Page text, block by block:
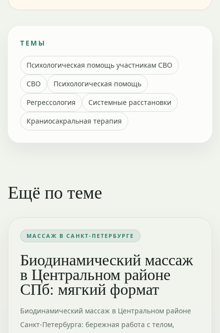
ТЕМЫ
Психологическая помощь участникам СВО
СВО
Психологическая помощь
Регрессология
Системные расстановки
Краниосакральная терапия
Ещё по теме
МАССАЖ В САНКТ-ПЕТЕРБУРГЕ
Биодинамический массаж
в Центральном районе
СПб: мягкий формат
Биодинамический массаж в Центральном районе
Санкт-Петербурга: бережная работа с телом,